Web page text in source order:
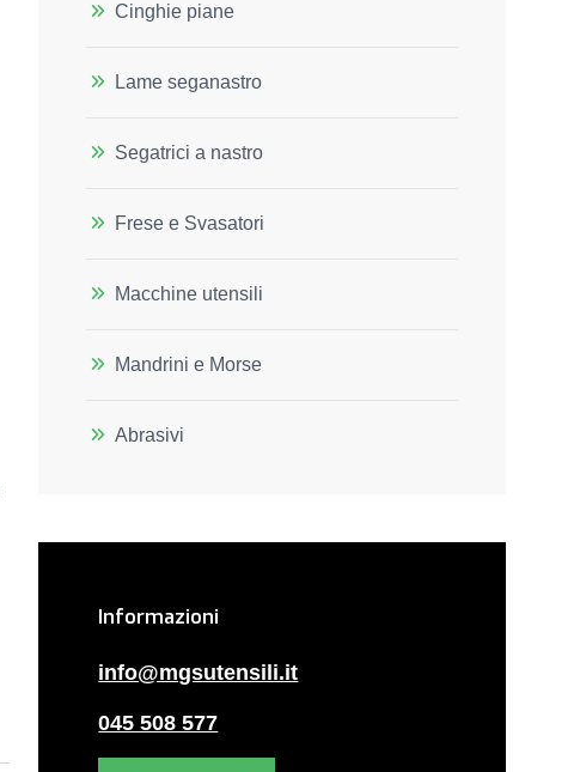
Cinghie piane
Lame seganastro
Segatrici a nastro
Frese e Svasatori
Macchine utensili
Mandrini e Morse
Abrasivi
Informazioni
info@mgsutensili.it
045 508 577